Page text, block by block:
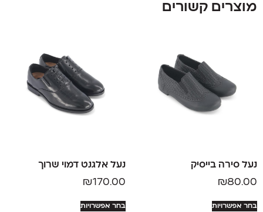
מוצרים קשורים
נעל סירה בייסיק
₪80.00
בחר אפשרויות
נעל אלגנט דמוי שרוך
₪170.00
בחר אפשרויות